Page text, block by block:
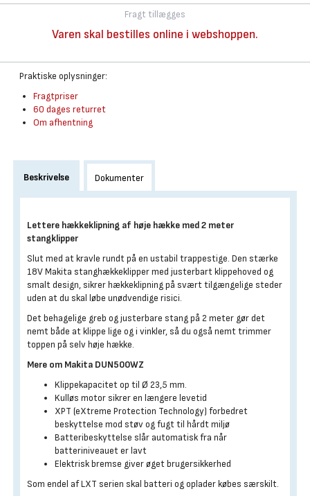
Fragt tillægges
Varen skal bestilles online i webshoppen.
Praktiske oplysninger:
Fragtpriser
60 dages returret
Om afhentning
Beskrivelse Dokumenter
Lettere hækkeklipning af høje hække med 2 meter
stangklipper
Slut med at kravle rundt på en ustabil trappestige. Den stærke
18V Makita stanghækkeklipper med justerbart klippehoved og
smalt design, sikrer hækkeklipning på svært tilgængelige steder
uden at du skal løbe unødvendige risici.
Det behagelige greb og justerbare stang på 2 meter gør det
nemt både at klippe lige og i vinkler, så du også nemt trimmer
toppen på selv høje hække.
Mere om Makita DUN500WZ
Klippekapacitet op til Ø 23,5 mm.
Kulløs motor sikrer en længere levetid
XPT (eXtreme Protection Technology) forbedret
beskyttelse mod støv og fugt til hårdt miljø
Batteribeskyttelse slår automatisk fra når
batteriniveauet er lavt
Elektrisk bremse giver øget brugersikkerhed
Som endel af LXT serien skal batteri og oplader købes særskilt.